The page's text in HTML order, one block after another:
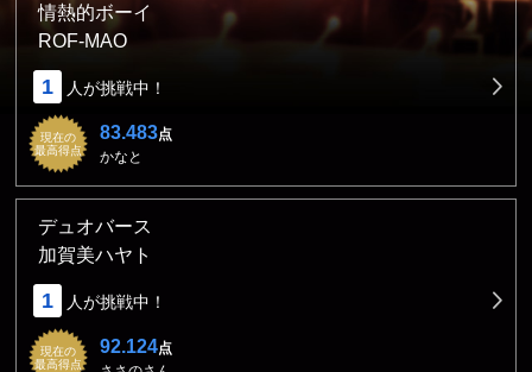
情熱的ボーイ
ROF-MAO
1 人が挑戦中！
現在の
最高得点
83.483点
かなと
デュオバース
加賀美ハヤト
1 人が挑戦中！
現在の
最高得点
92.124点